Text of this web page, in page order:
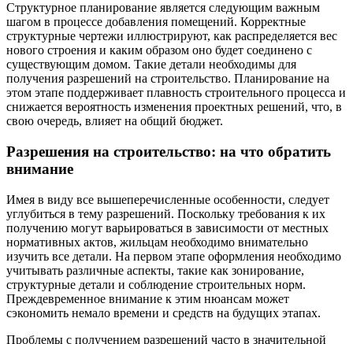
Структурное планирование является следующим важным
шагом в процессе добавления помещений. Корректные
структурные чертежи иллюстрируют, как распределяется вес
нового строения и каким образом оно будет соединено с
существующим домом. Такие детали необходимы для
получения разрешений на строительство. Планирование на
этом этапе поддерживает плавность строительного процесса и
снижается вероятность изменения проектных решений, что, в
свою очередь, влияет на общий бюджет.
Разрешения на строительство: на что обратить
внимание
Имея в виду все вышеперечисленные особенности, следует
углубиться в тему разрешений. Поскольку требования к их
получению могут варьироваться в зависимости от местных
нормативных актов, жильцам необходимо внимательно
изучить все детали. На первом этапе оформления необходимо
учитывать различные аспекты, такие как зонирование,
структурные детали и соблюдение строительных норм.
Преждевременное внимание к этим нюансам может
сэкономить немало времени и средств на будущих этапах.
Проблемы с получением разрешений часто в значительной